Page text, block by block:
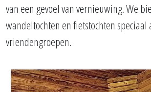
van een gevoel van vernieuwing. We
wandeltochten en fietstochten speciaal
vriendengroepen.